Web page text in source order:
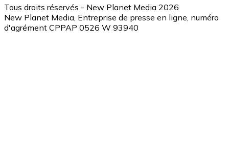
Tous droits réservés - New Planet Media 2026
New Planet Media, Entreprise de presse en ligne, numéro
d'agrément CPPAP 0526 W 93940